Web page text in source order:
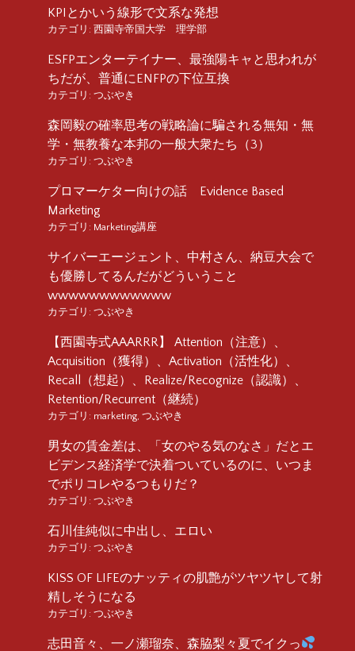
KPIとかいう線形で文系な発想
カテゴリ: 西園寺帝国大学 理学部
ESFPエンターテイナー、最強陽キャと思われが
ちだが、普通にENFPの下位互換
カテゴリ: つぶやき
森岡毅の確率思考の戦略論に騙される無知・無
学・無教養な本邦の一般大衆たち（3）
カテゴリ: つぶやき
プロマーケター向けの話 Evidence Based
Marketing
カテゴリ: Marketing講座
サイバーエージェント、中村さん、納豆大会で
も優勝してるんだがどういうこと
wwwwwwwwwwww
カテゴリ: つぶやき
【西園寺式AAARRR】 Attention（注意）、
Acquisition（獲得）、Activation（活性化）、
Recall（想起）、Realize/Recognize（認識）、
Retention/Recurrent（継続）
カテゴリ: marketing つぶやき
男女の賃金差は、「女のやる気のなさ」だとエ
ビデンス経済学で決着ついているのに、いつま
でポリコレやるつもりだ？
カテゴリ: つぶやき
石川佳純似に中出し、エロい
カテゴリ: つぶやき
KISS OF LIFEのナッティの肌艶がツヤツヤして射
精しそうになる
カテゴリ: つぶやき
志田音々、一ノ瀬瑠奈、森脇梨々夏でイクっ